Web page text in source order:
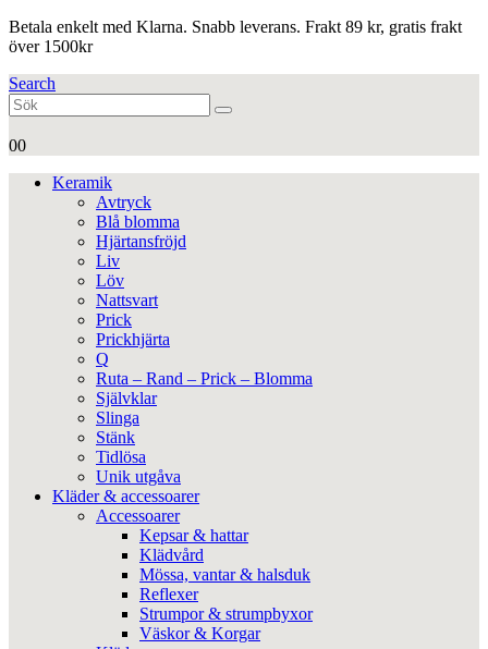
Betala enkelt med Klarna. Snabb leverans. Frakt 89 kr, gratis frakt
över 1500kr
Search
00
Keramik
Avtryck
Blå blomma
Hjärtansfröjd
Liv
Löv
Nattsvart
Prick
Prickhjärta
Q
Ruta – Rand – Prick – Blomma
Självklar
Slinga
Stänk
Tidlösa
Unik utgåva
Kläder & accessoarer
Accessoarer
Kepsar & hattar
Klädvård
Mössa, vantar & halsduk
Reflexer
Strumpor & strumpbyxor
Väskor & Korgar